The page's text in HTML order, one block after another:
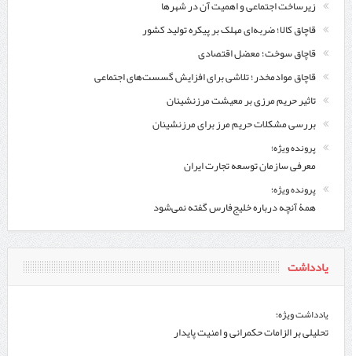
زیرساخت اجتماعی و اهمیت آن در شهرها
قاچاق کالا؛ ضربه‌ای مهلک بر پیکره تولید کشور
قاچاق سوخت؛ معضل اقتصادی
قاچاق موادمخدر؛ تلاشی برای افزایش گسست‌های اجتماعی
تاثیر حریم مرزی بر معیشت مرزنشینان
بررسی مشکلات حریم مرز برای مرزنشینان
پرونده ویژه؛
معرفی سازمان توسعه تجارت ایران
پرونده ویژه؛
همۀ آنچه درباره خلیج‌‌فارس گفته نمی‌شود
یادداشت
یادداشت ویژه؛
تحلیلی بر الزامات حکمرانی و امنیت پایدار